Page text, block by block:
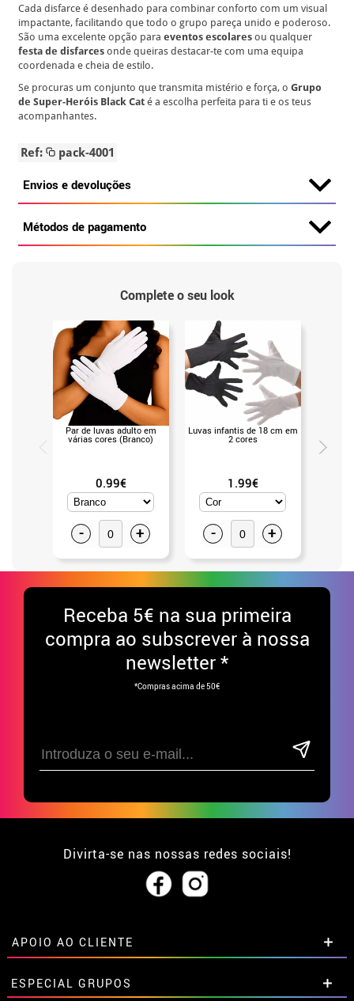
Cada disfarce é desenhado para combinar conforto com um visual
impactante, facilitando que todo o grupo pareça unido e poderoso.
São uma excelente opção paraeventos escolares ou qualquer
festa de disfarces onde queiras destacar-te com uma equipa
coordenada e cheia de estilo.
Se procuras um conjunto que transmita mistério e força, oGrupo
de Super-Heróis Black Cat é a escolha perfeita para ti e os teus
acompanhantes.
Ref: pack-4001
Envios e devoluções
Métodos de pagamento
Complete o seu look
Par de luvas adulto em
várias cores (Branco)
0.99€
- +
Luvas infantis de 18 cm em
2 cores
1.99€
- +
Receba 5€ na sua primeira
compra ao subscrever à nossa
newsletter *
*Compras acima de 50€
Divirta-se nas nossas redes sociais!
APOIO AO CLIENTE
• Sobre nós
ESPECIAL GRUPOS